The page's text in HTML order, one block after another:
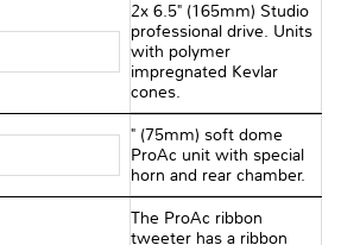
2x 6.5" (165mm) Studio
professional drive. Units
with polymer
impregnated Kevlar
cones.
" (75mm) soft dome
ProAc unit with special
horn and rear chamber.
The ProAc ribbon
tweeter has a ribbon